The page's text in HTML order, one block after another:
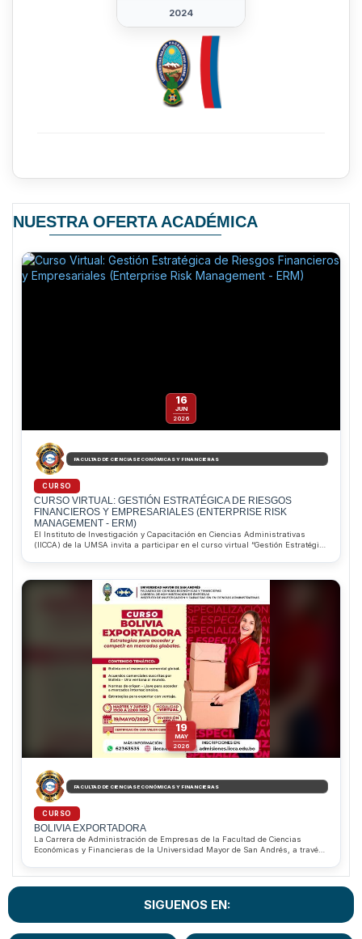
2024
NUESTRA OFERTA ACADÉMICA
16
JUN
2026
FACULTAD DE CIENCIAS ECONÓMICAS Y FINANCIERAS
CURSO
CURSO VIRTUAL: GESTIÓN ESTRATÉGICA DE RIESGOS
FINANCIEROS Y EMPRESARIALES (ENTERPRISE RISK
MANAGEMENT - ERM)
El Instituto de Investigación y Capacitación en Ciencias Administrativas
(IICCA) de la UMSA invita a participar en el curso virtual “Gestión Estratégica
riesgos corporativos bajo estándares internacionales. Además, ofrece
descuentos del 10% para estudiantes regulares de la Facultad de Ciencias
Económicas y Financieras y del 20% para estudiantes sobresalientes de la
Carrera de Administración de Empresas. Informes e inscripciones al
WhatsApp 62363535.
19
MAY
2026
FACULTAD DE CIENCIAS ECONÓMICAS Y FINANCIERAS
CURSO
BOLIVIA EXPORTADORA
La Carrera de Administración de Empresas de la Facultad de Ciencias
Económicas y Financieras de la Universidad Mayor de San Andrés, a través
herramientas clave para competir en mercados globales mediante una
SIGUENOS EN: